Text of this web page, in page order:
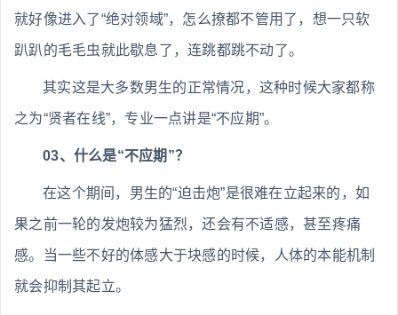
就好像进入了“绝对领域”，怎么撩都不管用了，想一只软
趴趴的毛毛虫就此歇息了，连跳都跳不动了。
其实这是大多数男生的正常情况，这种时候大家都称
之为“贤者在线”，专业一点讲是“不应期”。
03、什么是“不应期”？
在这个期间，男生的“迫击炮”是很难在立起来的，如
果之前一轮的发炮较为猛烈，还会有不适感，甚至疼痛
感。当一些不好的体感大于块感的时候，人体的本能机制
就会抑制其起立。